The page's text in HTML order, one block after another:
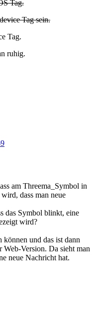
Tag.
Tag sein.
Tag.
ruhig.
am Threema_Symbol in
dass man neue
das Symbol blinkt, eine
wird?
und das ist dann
Web-Version. Da sieht man
neue Nachricht hat.